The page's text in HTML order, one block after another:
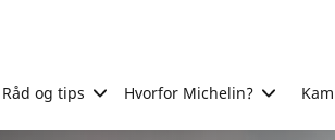
Råd og tips Hvorfor Michelin?